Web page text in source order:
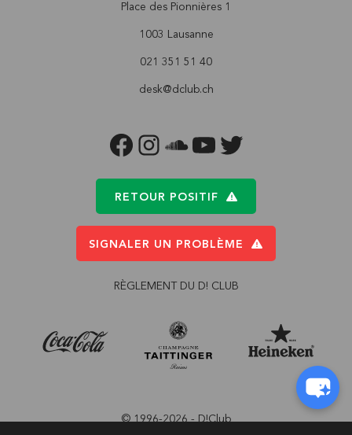
Place des Pionnières 1
1003 Lausanne
021 351 51 40
desk@dclub.ch
FACEBOOKINSTAGRAM
SOUNDCLOUD
YOUTUBETWITTER
RETOUR POSITIF
SIGNALER UN PROBLÈME
RÈGLEMENT DU D! CLUB
© 1996-2026 - D!Club